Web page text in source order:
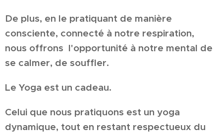
De plus, en le pratiquant de manière
consciente, connecté à notre respiration,
nous offrons l'opportunité à notre mental de
se calmer, de souffler.
Le Yoga est un cadeau.
Celui que nous pratiquons est un yoga
dynamique, tout en restant respectueux du